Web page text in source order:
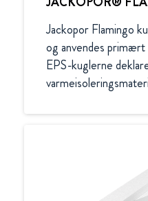
Jackopor Flamingo
og anvendes
EPS-kuglerne